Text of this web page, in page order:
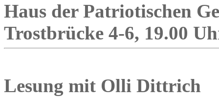
Haus der Patriotischen
Trostbrücke 4-6, 19.00
Lesung mit Olli Dittrich